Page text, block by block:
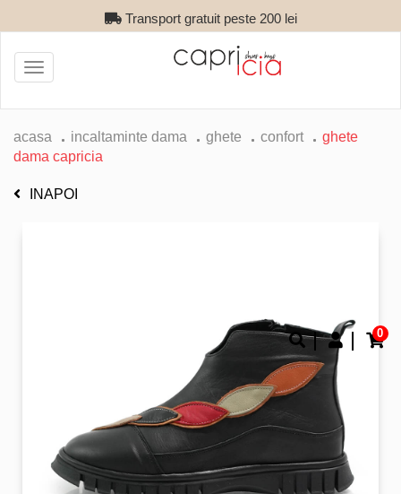
Transport gratuit peste 200 lei
0
Toggle
navigation
acasa incaltaminte dama ghete confort
ghete
dama capricia
INAPOI